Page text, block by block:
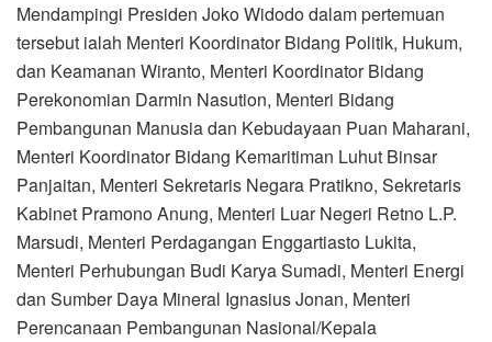
Mendampingi Presiden Joko Widodo dalam pertemuan
tersebut ialah Menteri Koordinator Bidang Politik, Hukum,
dan Keamanan Wiranto, Menteri Koordinator Bidang
Perekonomian Darmin Nasution, Menteri Bidang
Pembangunan Manusia dan Kebudayaan Puan Maharani,
Menteri Koordinator Bidang Kemaritiman Luhut Binsar
Panjaitan, Menteri Sekretaris Negara Pratikno, Sekretaris
Kabinet Pramono Anung, Menteri Luar Negeri Retno L.P.
Marsudi, Menteri Perdagangan Enggartiasto Lukita,
Menteri Perhubungan Budi Karya Sumadi, Menteri Energi
dan Sumber Daya Mineral Ignasius Jonan, Menteri
Perencanaan Pembangunan Nasional/Kepala